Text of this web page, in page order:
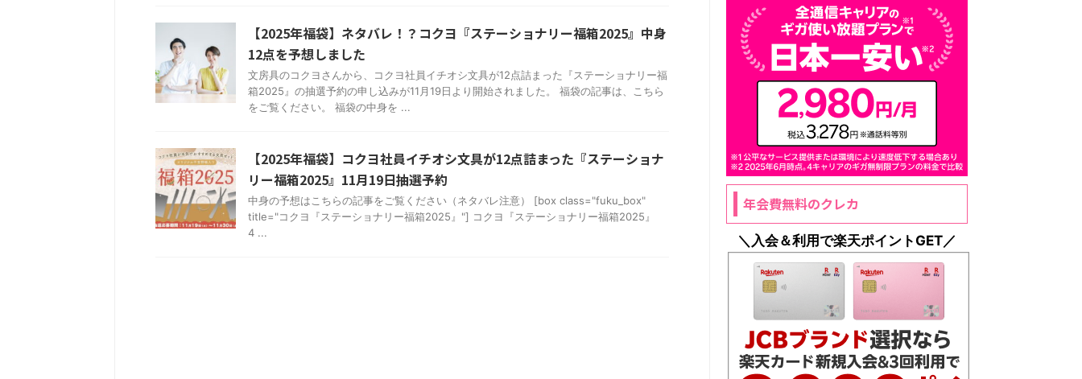
【2025年福袋】ネタバレ！？コクヨ『ステーショナリー福箱2025』中身
12点を予想しました
文房具のコクヨさんから、コクヨ社員イチオシ文具が12点詰まった『ステーショナリー福
箱2025』の抽選予約の申し込みが11月19日より開始されました。 福袋の記事は、こちら
をご覧ください。 福袋の中身を ...
【2025年福袋】コクヨ社員イチオシ文具が12点詰まった『ステーショナ
リー福箱2025』11月19日抽選予約
中身の予想はこちらの記事をご覧ください（ネタバレ注意） [box class="fuku_box"
title="コクヨ『ステーショナリー福箱2025』"] コクヨ『ステーショナリー福箱2025』
4 ...
年会費無料のクレカ
＼入会＆利用で楽天ポイントGET／